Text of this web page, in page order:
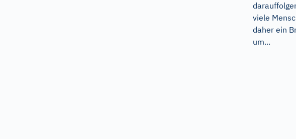
viele
daher ein
um...